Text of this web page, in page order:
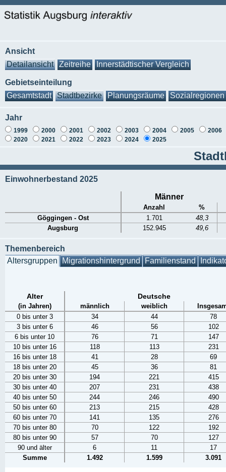
Ansicht
Detailansicht
Zeitreihe Innerstädtischer Vergleich
Gebietseinteilung
Gesamtstadt
Stadtbezirke Planungsräume Sozialregionen
Jahr
1999 2000 2001 2002 2003 2004 2005
2006
2020
2021 2022 2023 2024 2025
Einwohnerbestand 2025
Männer
Anzahl
%
Göggingen - Ost
1.701
48,3
Augsburg
152.945 49,6
Themenbereich
Altersgruppen Migrationshintergrund Familienstand
Alter Deutsche
(in Jahren) männlich weiblich
0 bis unter 3
34 44
78
3 bis unter 6
46 56
102
6 bis unter 10
76 71
147
10 bis unter 16
118 113
231
16 bis unter 18
41 28
69
18 bis unter 20
45 36
81
20 bis unter 30
194 221
415
30 bis unter 40
207 231
438
40 bis unter 50
244 246
490
50 bis unter 60
213 215
428
60 bis unter 70
141 135
276
70 bis unter 80
70 122
192
80 bis unter 90
57 70
127
90 und älter
6 11
17
Summe
1.492 1.599 3.091